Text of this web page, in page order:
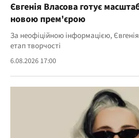
Євгенія Власова готує
новою прем'єрою
За неофіційною інформацією,
етап творчості
6.08.2026 17:00